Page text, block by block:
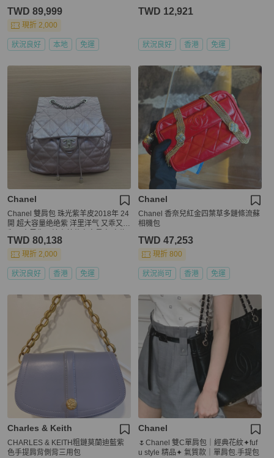
TWD 89,999
現折 2,000
狀況良好 本地 免運
TWD 12,921
狀況良好 香港 免運
Chanel
Chanel 雙肩包 珠光紫羊皮2018年 24
開 超大容量绝绝紫 洋里洋气 又乖又美
阳光下细闪超美有塵袋 無卡無盒子尺
寸27*29
TWD 80,138
現折 2,000
狀況良好 香港 免運
Chanel
Chanel 香奈兒紅金四葉草多鏈條流蘇
相機包
TWD 47,253
現折 800
狀況尚可 香港 免運
Charles & Keith
CHARLES & KEITH粗鏈莫蘭迪藍紫
色手提肩背側背三用包
Chanel
🌷Chanel 雙C單肩包｜經典花紋✦fuf
u style 精品✦ 氣質款｜單肩包.手提包